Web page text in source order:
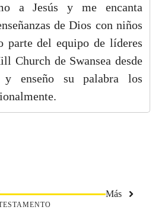
a Jesús y me encanta
de Dios con niños
parte del equipo de líderes
Church de Swansea desde
enseño su palabra los
Más